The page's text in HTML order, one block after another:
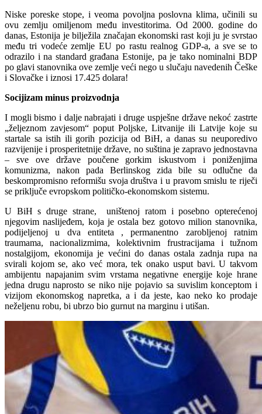
Niske poreske stope, i veoma povoljna poslovna klima, učinili su
ovu zemlju omiljenom među investitorima. Od 2000. godine do
danas, Estonija je bilježila značajan ekonomski rast koji ju je svrstao
među tri vodeće zemlje EU po rastu realnog GDP-a, a sve se to
odrazilo i na standard građana Estonije, pa je tako nominalni BDP
po glavi stanovnika ove zemlje veći nego u slučaju navedenih Češke
i Slovačke i iznosi 17.425 dolara!
Socijizam minus proizvodnja
I mogli bismo i dalje nabrajati i druge uspješne države nekoć zastrte
„željeznom zavjesom“ poput Poljske, Litvanije ili Latvije koje su
startale sa istih ili gorih pozicija od BiH, a danas su neuporedivo
razvijenije i prosperitetnije države, no suština je zapravo jednostavna
– sve ove države poučene gorkim iskustvom i poniženjima
komunizma, nakon pada Berlinskog zida bile su odlučne da
beskompromisno reformišu svoja društva i u pravom smislu te riječi
se priključe evropskom političko-ekonomskom sistemu.
U BiH s druge strane, uništenoj ratom i posebno opterećenoj
njegovim naslijeđem, koja je ostala bez gotovo milion stanovnika,
podijeljenoj u dva entiteta , permanentno zarobljenoj ratnim
traumama, nacionalizmima, kolektivnim frustracijama i tužnom
nostalgijom, ekonomija je većini do danas ostala zadnja rupa na
svirali kojom se, ako već mora, tek onako usput bavi. U takvom
ambijentu napajanim svim vrstama negativne energije koje hrane
jedna drugu naprosto se niko nije pojavio sa suvislim konceptom i
vizijom ekonomskog napretka, a i da jeste, kao neko ko prodaje
neželjenu robu, bi ubrzo bio gurnut na marginu i utišan.